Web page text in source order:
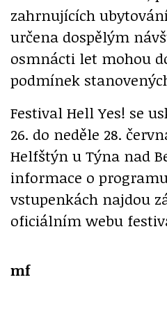
zahrnujících
určena dospělým
osmnácti let mohou
podmínek
Festival Hell Yes! se
26. do neděle 28.
Helfštýn u Týna nad
informace o
vstupenkách najdou
oficiálním webu
mf